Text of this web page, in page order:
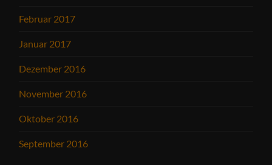
Februar 2017
Januar 2017
Dezember 2016
November 2016
Oktober 2016
September 2016